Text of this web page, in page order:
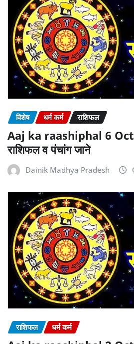
विशेष धर्म कर्म राशिफल
Aaj ka raashiphal 6
राशिफल व पंचांग जाने
Dainik Madhya Pradesh
राशिफल धर्म कर्म